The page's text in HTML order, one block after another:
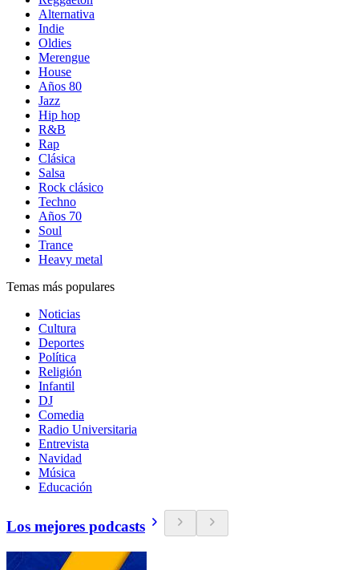
Alternativa
Indie
Oldies
Merengue
House
Años 80
Jazz
Hip hop
R&B
Rap
Clásica
Salsa
Rock clásico
Techno
Años 70
Soul
Trance
Heavy metal
Temas más populares
Noticias
Cultura
Deportes
Política
Religión
Infantil
DJ
Comedia
Radio Universitaria
Entrevista
Navidad
Música
Educación
Los mejores podcasts